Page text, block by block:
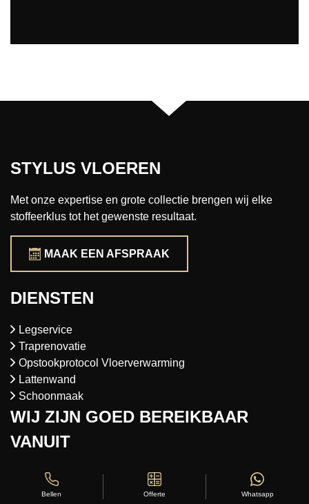
STYLUS VLOEREN
Met onze expertise en grote collectie brengen wij elke
stoffeerklus tot het gewenste resultaat.
MAAK EEN AFSPRAAK
DIENSTEN
Legservice
Traprenovatie
Opstookprotocol Vloerverwarming
Lattenwand
Schoonmaak
WIJ ZIJN GOED BEREIKBAAR
VANUIT
Almere
Amersfoort
Bellen Offerte Whatsapp